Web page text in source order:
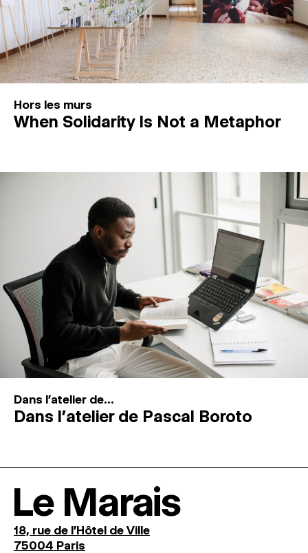
Hors les murs
When Solidarity Is Not a Metaphor
Dans l'atelier de...
Dans l’atelier de Pascal Boroto
Le Marais
18, rue de l'Hôtel de Ville
75004 Paris